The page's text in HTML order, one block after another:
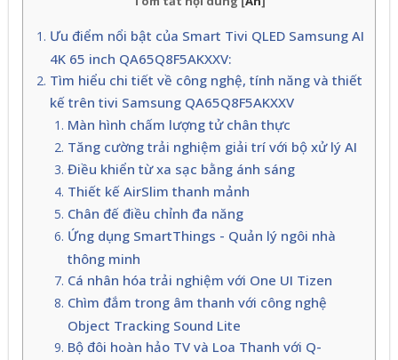
Ưu điểm nổi bật của Smart Tivi QLED Samsung AI
4K 65 inch QA65Q8F5AKXXV:
Tìm hiểu chi tiết về công nghệ, tính năng và thiết
kế trên tivi Samsung QA65Q8F5AKXXV
Màn hình chấm lượng tử chân thực
Tăng cường trải nghiệm giải trí với bộ xử lý AI
Điều khiển từ xa sạc bằng ánh sáng
Thiết kế AirSlim thanh mảnh
Chân đế điều chỉnh đa năng
Ứng dụng SmartThings - Quản lý ngôi nhà
thông minh
Cá nhân hóa trải nghiệm với One UI Tizen
Chìm đắm trong âm thanh với công nghệ
Object Tracking Sound Lite
Bộ đôi hoàn hảo TV và Loa Thanh với Q-